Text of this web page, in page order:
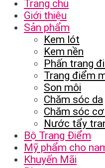
Trang chủ
Giới thiệu
Sản phẩm
Kem lót
Kem nền
Phấn trang
Trang điểm
Son môi
Chăm sóc da
Chăm sóc
Nước tẩy
Bộ Trang Điểm
Mỹ phẩm cho
Khuyến Mãi